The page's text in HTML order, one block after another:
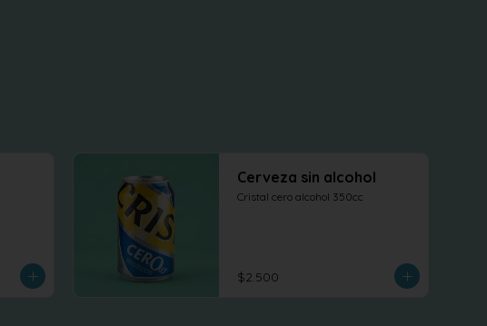
Cerveza sin alcohol
Cristal cero alcohol 350cc
$2.500